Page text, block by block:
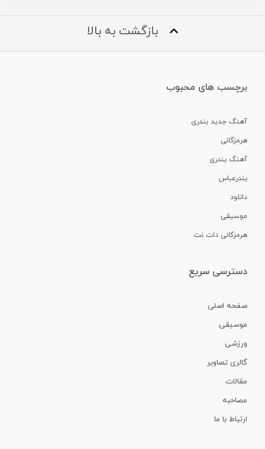
بازگشت به بالا
برچسب های محبوب
آهنگ جدید بندری
هرمزگانی
آهنگ بندری
بندرعباس
دانلود
موسیقی
هرمزگانی دات نت
دسترسی سریع
صفحه اصلی
موسیقی
ورزشی
گالری تصاویر
مقالات
مصاحبه
ارتباط با ما